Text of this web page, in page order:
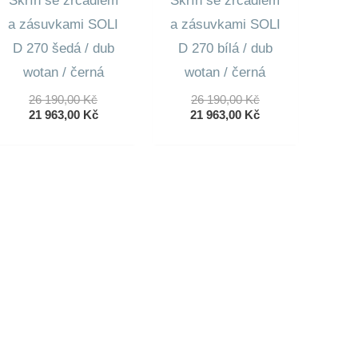
a zásuvkami SOLI
D 270 šedá / dub
wotan / černá
26 190,00KčPůvodní
Cena
21 963,00 KčAktuální
a zásuvkami SOLI
D 270 bílá / dub
wotan / černá
26 190,00KčPůvodní
Cena
21 963,00 KčAktuální